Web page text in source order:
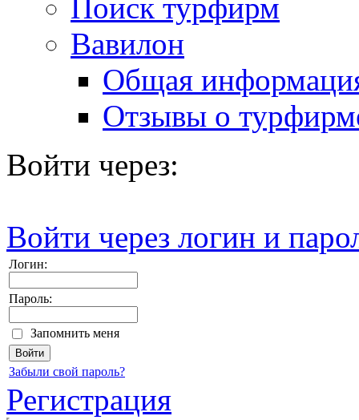
Поиск турфирм
Вавилон
Общая
Отзывы о
Войти через:
Войти через логин и
Логин:
Пароль:
Запомнить меня
Забыли свой пароль?
Регистрация